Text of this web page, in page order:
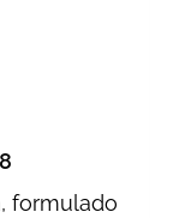
formulado